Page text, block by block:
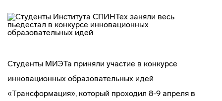
Студенты МИЭТа приняли участие в конкурсе
инновационных образовательных идей
«Трансформация», который проходил 8-9 апреля в